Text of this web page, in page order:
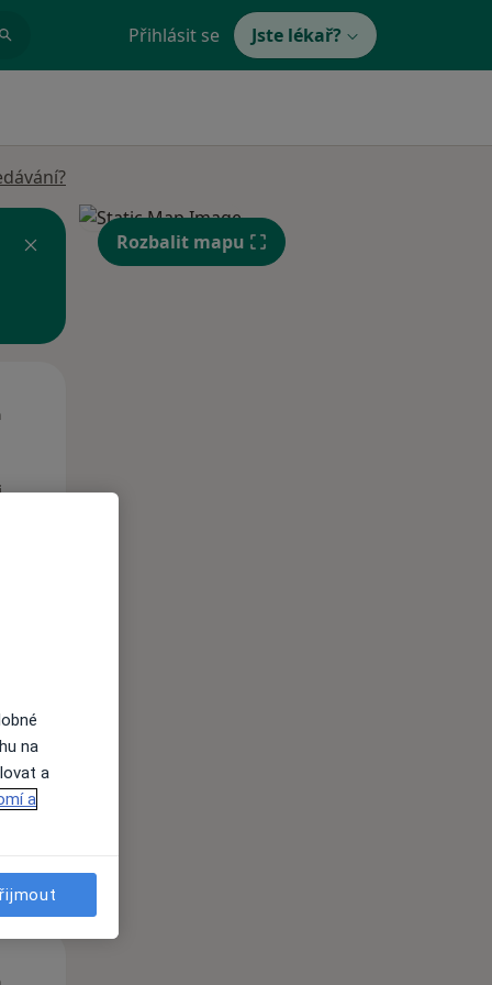
Přihlásit se Jste lékař?
Rozbalit mapu
na
a
a